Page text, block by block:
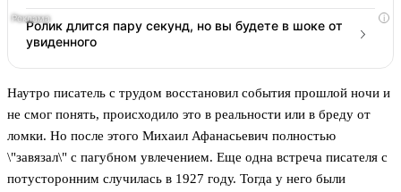
i
Ролик длится пару секунд, но вы будете в шоке от
увиденного
Наутро писатель с трудом восстановил события прошлой ночи и
не смог понять, происходило это в реальности или в бреду от
ломки. Но после этого Михаил Афанасьевич полностью
\"завязал\" с пагубном увлечением. Еще одна встреча писателя с
потусторонним случилась в 1927 году. Тогда у него были